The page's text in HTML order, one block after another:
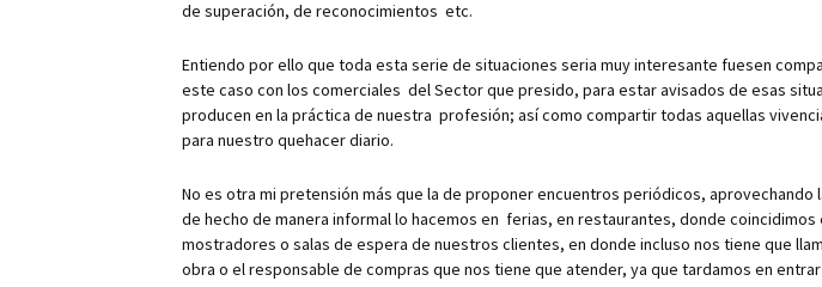
de superación, de reconocimientos etc.
Entiendo por ello que toda esta serie de situaciones seria muy interesante fuesen
este caso con los comerciales del Sector que presido, para estar avisados de esas
producen en la práctica de nuestra profesión; así como compartir todas aquellas
para nuestro quehacer diario.
No es otra mi pretensión más que la de proponer encuentros periódicos, aprovechando
de hecho de manera informal lo hacemos en ferias, en restaurantes, donde coincidimos
mostradores o salas de espera de nuestros clientes, en donde incluso nos tiene que
obra o el responsable de compras que nos tiene que atender, ya que tardamos en